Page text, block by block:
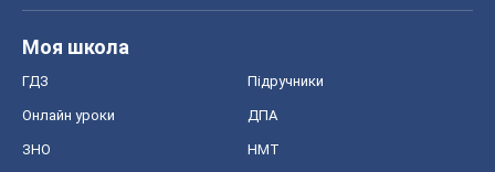
Моя школа
ГДЗ Підручники
Онлайн уроки ДПА
ЗНО НМТ